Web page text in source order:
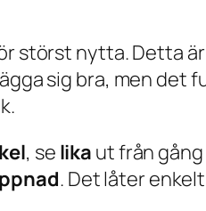
störst nytta. Detta
sig bra, men det
, se lika ut från
. Det låter